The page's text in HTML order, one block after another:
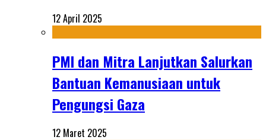
12 April 2025
PMI dan Mitra Lanjutkan Salurkan
Bantuan Kemanusiaan untuk
Pengungsi Gaza
12 Maret 2025